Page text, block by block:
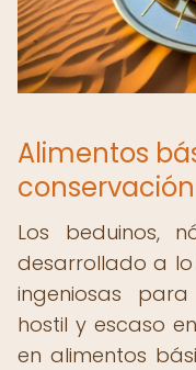
Alimentos
Los beduinos,
desarrollado a
ingeniosas
hostil y escaso
en alimentos